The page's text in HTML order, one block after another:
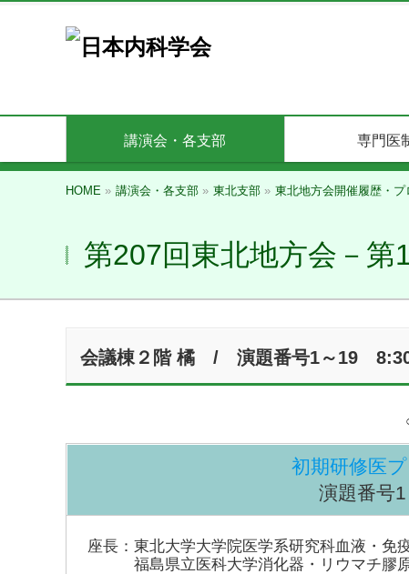
講演会・各支部 専門医
HOME » 講演会・各支部 » 東北支部 » 東北地方会開催履歴・プ
第207回東北地方会－第
会議棟２階 橘 / 演題番号1～19
初期研修医
演題番号
座長：東北大学大学院医学系研究科血液・
福島県立医科大学消化器・リウマチ膠